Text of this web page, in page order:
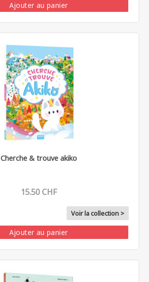
Ajouter au panier
Cherche & trouve akiko
15.50 CHF
Voir la collection >
Ajouter au panier